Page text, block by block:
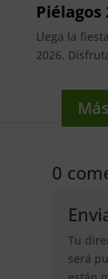
Piélagos
Llega la
2026.
0
Tu
será